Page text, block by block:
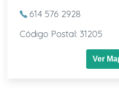
614 576 2928
Código Postal: 31205
Ver